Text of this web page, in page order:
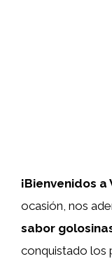
¡Bienvenidos
ocasión, nos
sabor
conquistado los